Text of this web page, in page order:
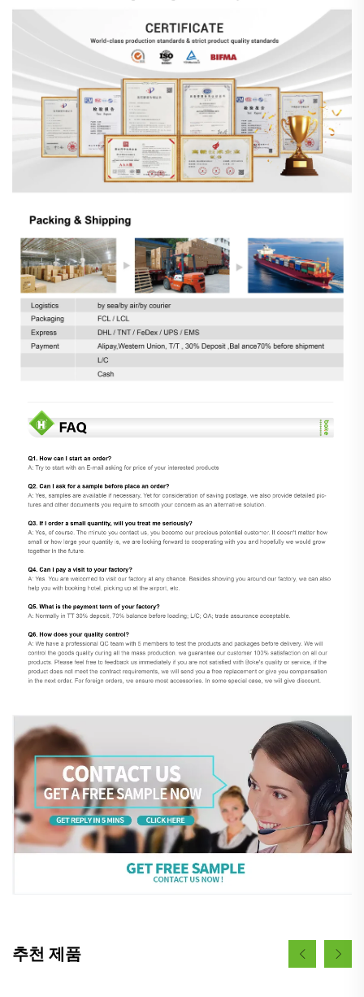
추천 제품